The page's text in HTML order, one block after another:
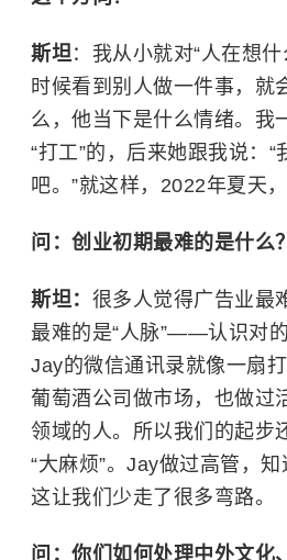
斯坦：我从小就对“人在想
时候看到别人做一件事，就
么，他当下是什么情绪。我
“打工”的，后来她跟我说：“
吧。”就这样，2022年夏天
问：创业初期最难的是什么？
斯坦： 很多人觉得广告业最
最难的是“人脉”——认识对的
Jay的微信通讯录就像一扇
葡萄酒公司做市场，也做过
领域的人。所以我们的起步
“大麻烦”。Jay做过高管，知
这让我们少走了很多弯路。
问：你们如何处理中外文化